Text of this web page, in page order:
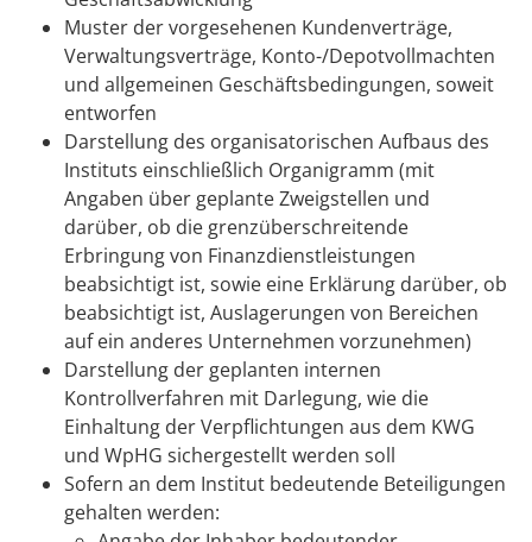
Muster der vorgesehenen Kundenverträge,
Verwaltungsverträge, Konto-/Depotvollmachten
und allgemeinen Geschäftsbedingungen, soweit
entworfen
Darstellung des organisatorischen Aufbaus des
Instituts einschließlich Organigramm (mit
Angaben über geplante Zweigstellen und
darüber, ob die grenzüberschreitende
Erbringung von Finanzdienstleistungen
beabsichtigt ist, sowie eine Erklärung darüber, ob
beabsichtigt ist, Auslagerungen von Bereichen
auf ein anderes Unternehmen vorzunehmen)
Darstellung der geplanten internen
Kontrollverfahren mit Darlegung, wie die
Einhaltung der Verpflichtungen aus dem KWG
und WpHG sichergestellt werden soll
Sofern an dem Institut bedeutende Beteiligungen
gehalten werden: